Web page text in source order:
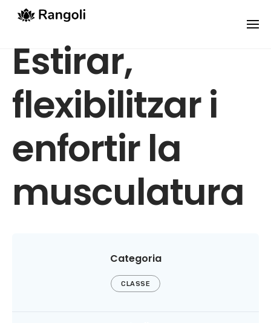
Estirar,
flexibilitzar i
enfortir la
musculatura
Categoria
CLASSE